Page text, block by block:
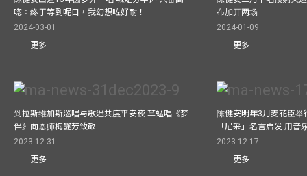
唿：终于等到呢日，我幻想咗好耐！
2024-03-01
更多
布加开两场
2024-01-09
更多
到拉斯维加斯巡唱与歌迷共度平安夜 草蜢唱《梦
伴》向恩师梅艷芳致敬
2023-12-31
更多
陈健安明年3月麦花臣
「尼采」名言启发 用音
2023-12-17
更多